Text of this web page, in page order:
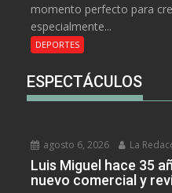
momento perfecto para
especialmente...
DEPORTES
ESPECTÁCULOS
agosto 6, 2026 La
Luis Miguel hace 35
nuevo comercial y